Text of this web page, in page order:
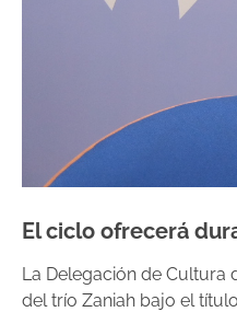
El ciclo ofrecerá
La Delegación de Cultura
del trío Zaniah bajo el